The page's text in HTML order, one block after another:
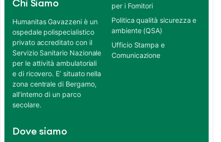
Chi Siamo
Humanitas Gavazzeni è un
ospedale polispecialistico
privato accreditato con il
Servizio Sanitario Nazionale
per le attività ambulatoriali
e di ricovero. E’ situato nella
zona centrale di Bergamo,
all’interno di un parco
secolare.
Dove siamo
per i Fornitori
Politica qualità sicurezza e
ambiente (QSA)
Ufficio Stampa e
Comunicazione